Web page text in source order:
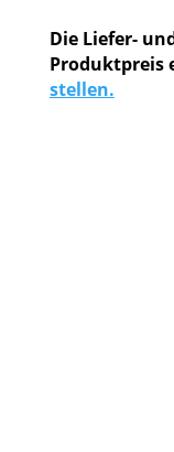
Die Liefer-
Produktpreis
stellen.